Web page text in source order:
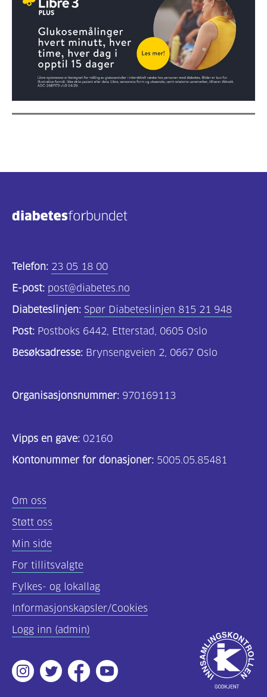
Telefon: 23 05 18 00
E-post: post@diabetes.no
Diabeteslinjen: Spør Diabeteslinjen 815 21 948
Post: Postboks 6442, Etterstad, 0605 Oslo
Besøksadresse: Brynsengveien 2, 0667 Oslo
Organisasjonsnummer: 970169113
Vipps en gave: 02160
Kontonummer for donasjoner: 5005.05.85481
Om oss
Støtt oss
Min side
For tillitsvalgte
Fylkes- og lokallag
Informasjonskapsler/Cookies
Logg inn (admin)
Instagram
TwitterFacebookYoutube
Godkjent
av